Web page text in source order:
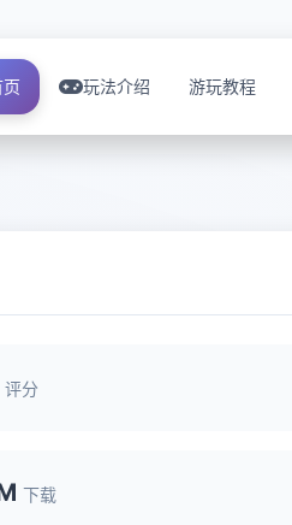
玩法介绍 游玩教程
评分
下载